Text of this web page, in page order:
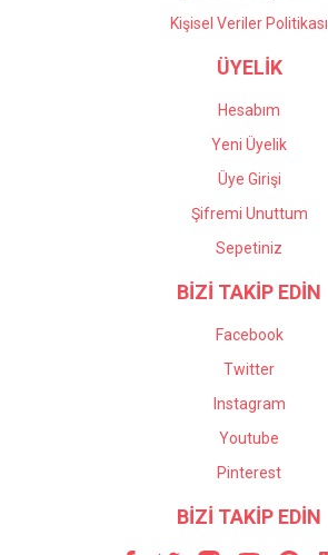
Kişisel Veriler Politikası
ÜYELİK
Hesabım
Yeni Üyelik
Üye Girişi
Şifremi Unuttum
Sepetiniz
BİZİ TAKİP EDİN
Facebook
Twitter
Instagram
Youtube
Pinterest
BİZİ TAKİP EDİN